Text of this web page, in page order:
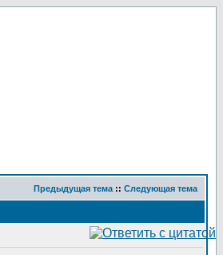
Предыдущая тема :: Следующая тема